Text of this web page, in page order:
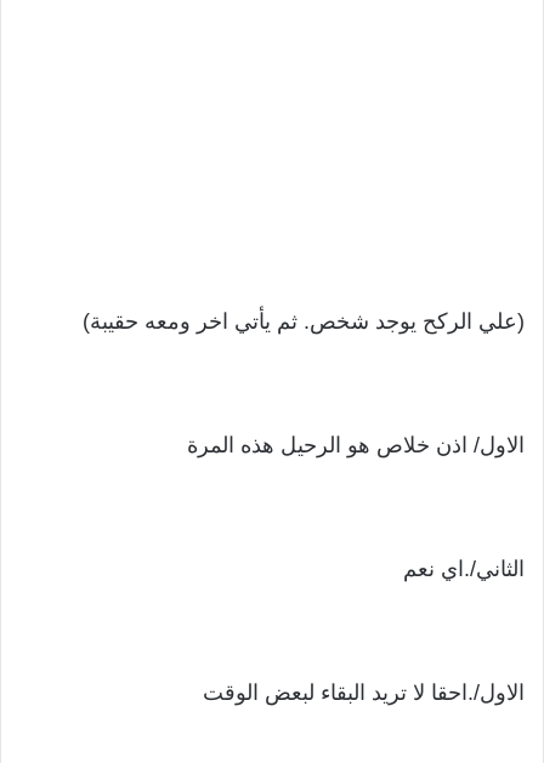
(علي الركح يوجد شخص. ثم يأتي اخر ومعه حقيبة)
الاول/ اذن خلاص هو الرحيل هذه المرة
الثاني/.اي نعم
الاول/.احقا لا تريد البقاء لبعض الوقت